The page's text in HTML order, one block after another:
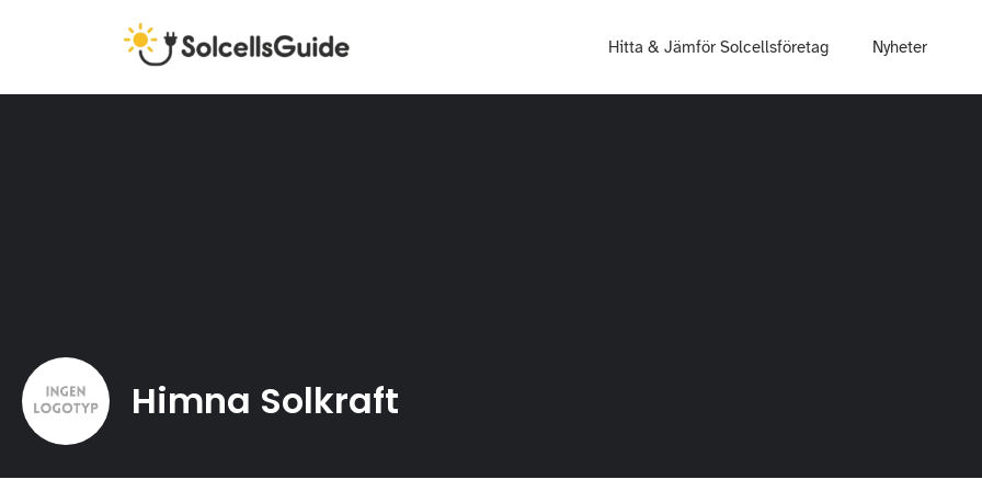
Hitta & Jämför Solcellsföretag Nyheter
Himna Solkraft